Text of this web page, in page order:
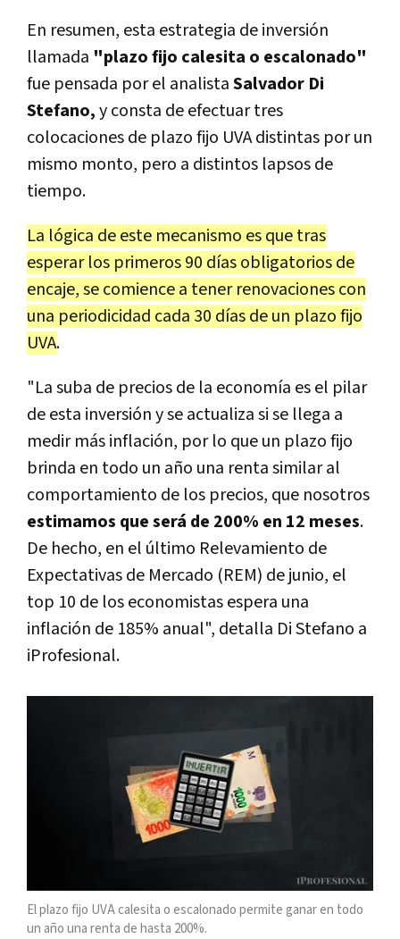
En resumen, esta estrategia de inversión
llamada "plazo fijo calesita o escalonado"
fue pensada por el analistaSalvador Di
Stefano,y consta de efectuar tres
colocaciones de plazo fijo UVA distintas por un
mismo monto, pero a distintos lapsos de
tiempo.
La lógica de este mecanismo es que tras
esperar los primeros 90 días obligatorios de
encaje, se comience a tener renovaciones con
una periodicidad cada 30 días de un plazo fijo
UVA.
"La suba de precios de la economía es el pilar
de esta inversión y se actualiza si se llega a
medir más inflación, por lo que un plazo fijo
brinda en todo un año una renta similar al
comportamiento de los precios, que nosotros
estimamos que será de 200% en 12 meses.
De hecho, en el último Relevamiento de
Expectativas de Mercado (REM) de junio, el
top 10 de los economistas espera una
inflación de 185% anual", detalla Di Stefano a
iProfesional.
El plazo fijo UVA calesita o escalonado permite ganar en todo
un año una renta de hasta 200%.